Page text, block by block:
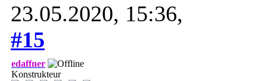
23.05.2020, 15:36,
#15
edaffner
Konstrukteur